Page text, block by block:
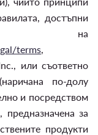
достъпни
на
terms,
или съответно
по-долу
и посредством
предназначена за
продукти